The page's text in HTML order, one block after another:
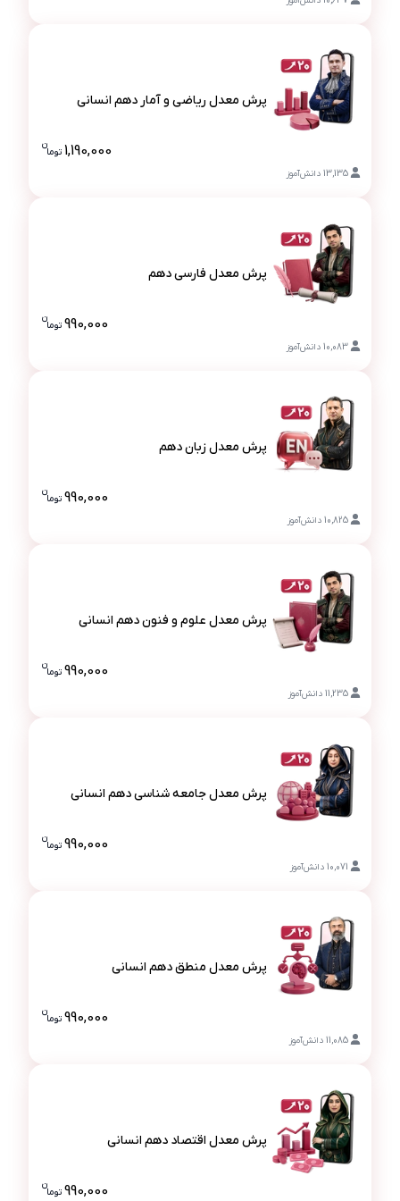
13,135 دانش‌آموز
پرش معدل ریاضی و آمار دهم انسانی
1,190,000 توما
ن
10,083 دانش‌آموز
پرش معدل فارسی دهم
990,000 توما
ن
10,825 دانش‌آموز
پرش معدل زبان دهم
990,000 توما
ن
11,235 دانش‌آموز
پرش معدل علوم و فنون دهم انسانی
990,000 توما
ن
10,071 دانش‌آموز
پرش معدل جامعه شناسی دهم انسانی
پرش معدل جامعه شناسی دهم انسانی
990,000 توما
ن
11,085 دانش‌آموز
پرش معدل منطق دهم انسانی
990,000 توما
ن
پرش معدل اقتصاد دهم انسانی
990,000 توما
ن